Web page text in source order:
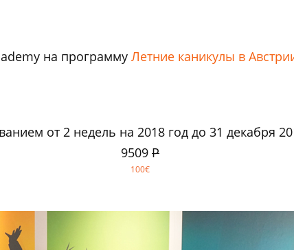
на программу Летние каникулы в
от 2 недель на 2018 год до 31 декабря
9509 Р
100€